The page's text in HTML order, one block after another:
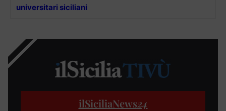
universitari siciliani
ilSiciliaNews24